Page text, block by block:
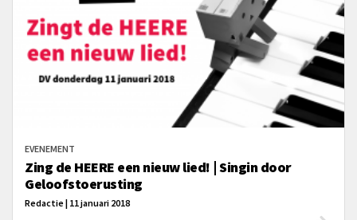
EVENEMENT
Zing de HEERE een nieuw lied! | Singin door
Geloofstoerusting
Redactie | 11 januari 2018